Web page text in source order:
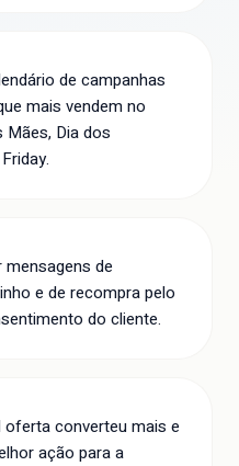
de campanhas
mais vendem no
Mães, Dia dos
mensagens de
e de recompra pelo
do cliente.
oferta converteu mais e
ação para a